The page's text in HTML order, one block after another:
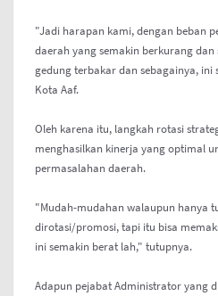
"Jadi harapan kami, dengan beban
daerah yang semakin berkurang
gedung terbakar dan sebagainya, ini
Kota Aaf.
Oleh karena itu, langkah rotasi
menghasilkan kinerja yang optimal
permasalahan daerah.
"Mudah-mudahan walaupun hanya
dirotasi/promosi, tapi itu bisa
ini semakin berat lah," tutupnya.
Adapun pejabat Administrator yang